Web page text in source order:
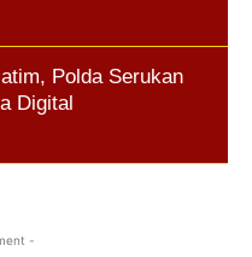
Polda Serukan
Digital
-